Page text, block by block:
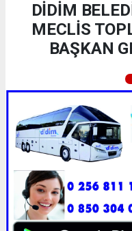
DİDİM
MECLİS
BAŞKAN